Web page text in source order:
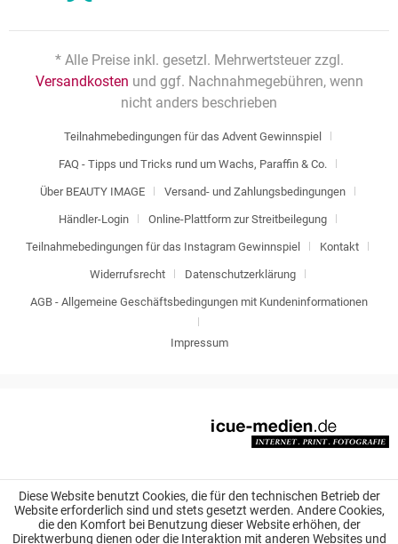
* Alle Preise inkl. gesetzl. Mehrwertsteuer zzgl.
Versandkosten und ggf. Nachnahmegebühren, wenn
nicht anders beschrieben
Teilnahmebedingungen für das Advent Gewinnspiel
FAQ - Tipps und Tricks rund um Wachs, Paraffin & Co.
Über BEAUTY IMAGE Versand- und Zahlungsbedingungen
Händler-Login Online-Plattform zur Streitbeilegung
Teilnahmebedingungen für das Instagram Gewinnspiel Kontakt
Widerrufsrecht Datenschutzerklärung
AGB - Allgemeine Geschäftsbedingungen mit Kundeninformationen
Impressum
Diese Website benutzt Cookies, die für den technischen Betrieb der
Website erforderlich sind und stets gesetzt werden. Andere Cookies,
die den Komfort bei Benutzung dieser Website erhöhen, der
Direktwerbung dienen oder die Interaktion mit anderen Websites und